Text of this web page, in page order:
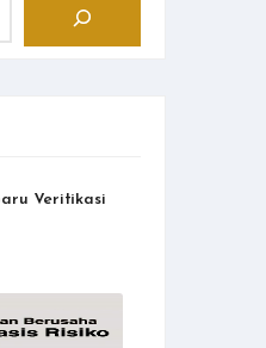
Verifikasi